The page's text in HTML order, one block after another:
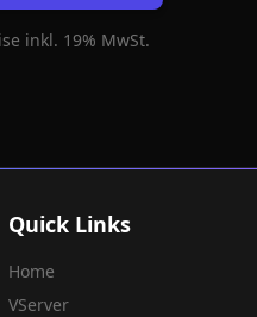
inkl. 19% MwSt.
Quick Links
Home
VServer